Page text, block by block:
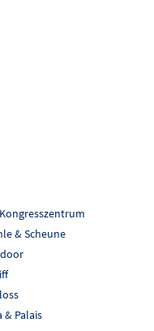
& Scheune
& Palais